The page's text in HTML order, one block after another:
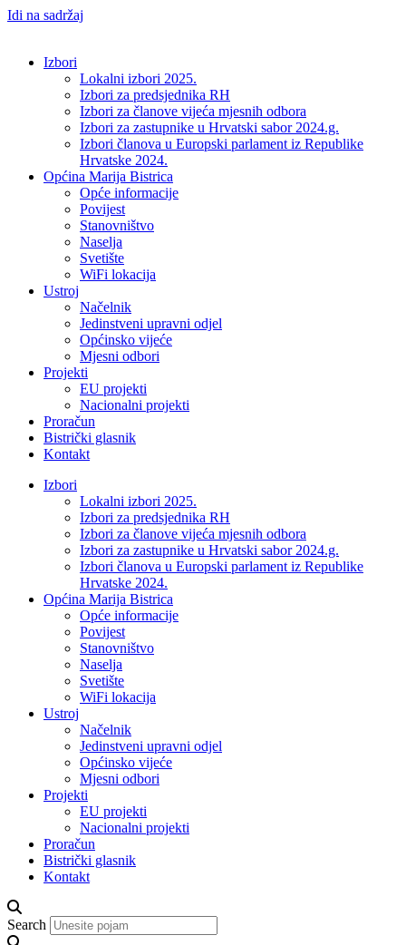
Idi na sadržaj
Izbori
Lokalni izbori 2025.
Izbori za predsjednika RH
Izbori za članove vijeća mjesnih odbora
Izbori za zastupnike u Hrvatski sabor 2024.g.
Izbori članova u Europski parlament iz Republike
Hrvatske 2024.
Općina Marija Bistrica
Opće informacije
Povijest
Stanovništvo
Naselja
Svetište
WiFi lokacija
Ustroj
Načelnik
Jedinstveni upravni odjel
Općinsko vijeće
Mjesni odbori
Projekti
EU projekti
Nacionalni projekti
Proračun
Bistrički glasnik
Kontakt
Izbori
Lokalni izbori 2025.
Izbori za predsjednika RH
Izbori za članove vijeća mjesnih odbora
Izbori za zastupnike u Hrvatski sabor 2024.g.
Izbori članova u Europski parlament iz Republike
Hrvatske 2024.
Općina Marija Bistrica
Opće informacije
Povijest
Stanovništvo
Naselja
Svetište
WiFi lokacija
Ustroj
Načelnik
Jedinstveni upravni odjel
Općinsko vijeće
Mjesni odbori
Projekti
EU projekti
Nacionalni projekti
Proračun
Bistrički glasnik
Kontakt
Search